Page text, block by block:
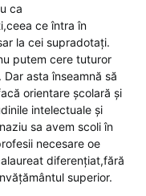
ca
ce întra în
la cei supradotați.
putem cere tuturor
asta înseamnă să
orientare școlară și
intelectuale și
sa avem scoli în
necesare oe
diferențiat,fără
superior.